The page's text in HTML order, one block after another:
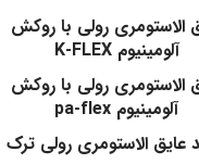
الاستومری رولی با روکش
آلومینیوم K-FLEX
الاستومری رولی با روکش
آلومینیوم pa-flex
عایق الاستومری رولی ترک